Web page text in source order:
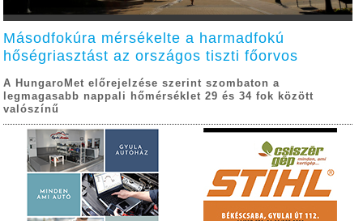
Másodfokúra mérsékelte a harmadfokú
hőségriasztást az országos tiszti főorvos
A HungaroMet előrejelzése szerint szombaton a
legmagasabb nappali hőmérséklet 29 és 34 fok között
valószínű